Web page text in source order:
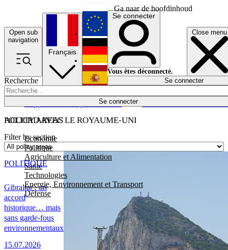
Ga naar de hoofdinhoud
Open sub
navigation
Close menu
Recherche
Se connecter
POLICY AREAS
Economie
Politique
Agriculture et Alimentation
Santé
Technologies
Energie, Environnement et Transport
Défense
Économie
Français
English
Deutsch
Español
Se connecter
Vous êtes déconnecté.
Se connecter
ACCORD AVEC LE ROYAUME-UNI
Filter by section
Gibraltar : un
accord
historique… mais
sans garde-fous
environnementaux
15.07.2026
POLITIQUE